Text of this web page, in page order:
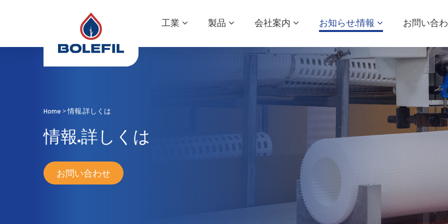
工業 製品 会社案内 お知らせ·情報 お問い合
Home >情報·詳しくは
情報·詳しくは
お問い合わせ